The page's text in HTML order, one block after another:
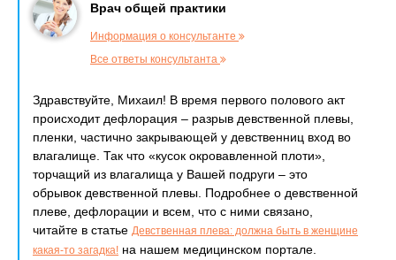
Врач общей практики
Информация о консультанте
Все ответы консультанта
Здравствуйте, Михаил! В время первого полового акт
происходит дефлорация – разрыв девственной плевы,
пленки, частично закрывающей у девственниц вход во
влагалище. Так что «кусок окровавленной плоти»,
торчащий из влагалища у Вашей подруги – это
обрывок девственной плевы. Подробнее о девственной
плеве, дефлорации и всем, что с ними связано,
читайте в статье Девственная плева: должна быть в женщине
какая-то загадка! на нашем медицинском портале.